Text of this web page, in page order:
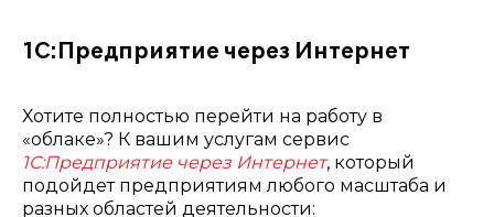
1С:Предприятие через Интернет
Хотите полностью перейти на работу в
«облаке»? К вашим услугам сервис
1С:Предприятие через Интернет, который
подойдет предприятиям любого масштаба и
разных областей деятельности: